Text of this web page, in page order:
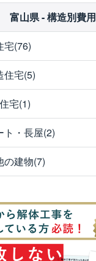
富山県 - 構造別費用
宅(76)
住宅(5)
宅(1)
ト・長屋(2)
の建物(7)